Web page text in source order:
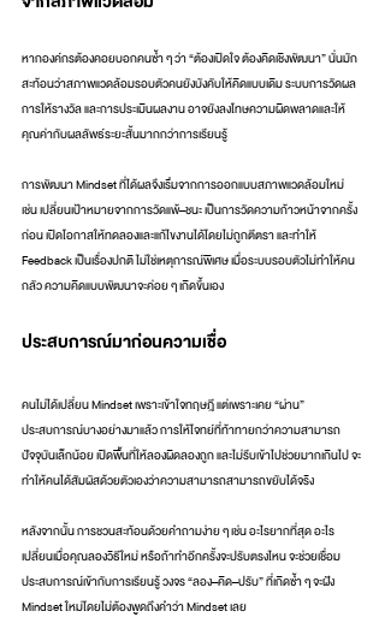
หากองค์กรต้องคอยบอกคนซ้ำ ๆ ว่า “ต้องเปิดใจ ต้องคิดเชิงพัฒนา” นั่นมัก
สะท้อนว่าสภาพแวดล้อมรอบตัวคนยังบังคับให้คิดแบบเดิม ระบบการวัดผล
การให้รางวัล และการประเมินผลงาน อาจยังลงโทษความผิดพลาดและให้
คุณค่ากับผลลัพธ์ระยะสั้นมากกว่าการเรียนรู้
การพัฒนา Mindset ที่ได้ผลจึงเริ่มจากการออกแบบสภาพแวดล้อมใหม่
เช่น เปลี่ยนเป้าหมายจากการวัดแพ้–ชนะ เป็นการวัดความก้าวหน้าจากครั้ง
ก่อน เปิดโอกาสให้ทดลองและแก้ไขงานได้โดยไม่ถูกตีตรา และทำให้
Feedback เป็นเรื่องปกติ ไม่ใช่เหตุการณ์พิเศษ เมื่อระบบรอบตัวไม่ทำให้คน
กลัว ความคิดแบบพัฒนาจะค่อย ๆ เกิดขึ้นเอง
ประสบการณ์มาก่อนความเชื่อ
คนไม่ได้เปลี่ยน Mindset เพราะเข้าใจทฤษฎี แต่เพราะเคย “ผ่าน”
ประสบการณ์บางอย่างมาแล้ว การให้โจทย์ที่ท้าทายกว่าความสามารถ
ปัจจุบันเล็กน้อย เปิดพื้นที่ให้ลองผิดลองถูก และไม่รีบเข้าไปช่วยมากเกินไป จะ
ทำให้คนได้สัมผัสด้วยตัวเองว่าความสามารถสามารถขยับได้จริง
หลังจากนั้น การชวนสะท้อนด้วยคำถามง่าย ๆ เช่น อะไรยากที่สุด อะไร
เปลี่ยนเมื่อคุณลองวิธีใหม่ หรือถ้าทำอีกครั้งจะปรับตรงไหน จะช่วยเชื่อม
ประสบการณ์เข้ากับการเรียนรู้ วงจร “ลอง–คิด–ปรับ” ที่เกิดซ้ำ ๆ จะฝัง
Mindset ใหม่โดยไม่ต้องพูดถึงคำว่า Mindset เลย